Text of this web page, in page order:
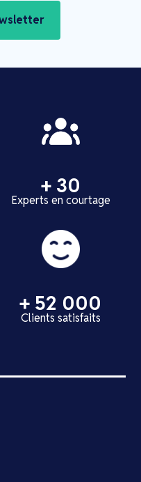
+ 30
Experts en courtage
+ 52 000
Clients satisfaits